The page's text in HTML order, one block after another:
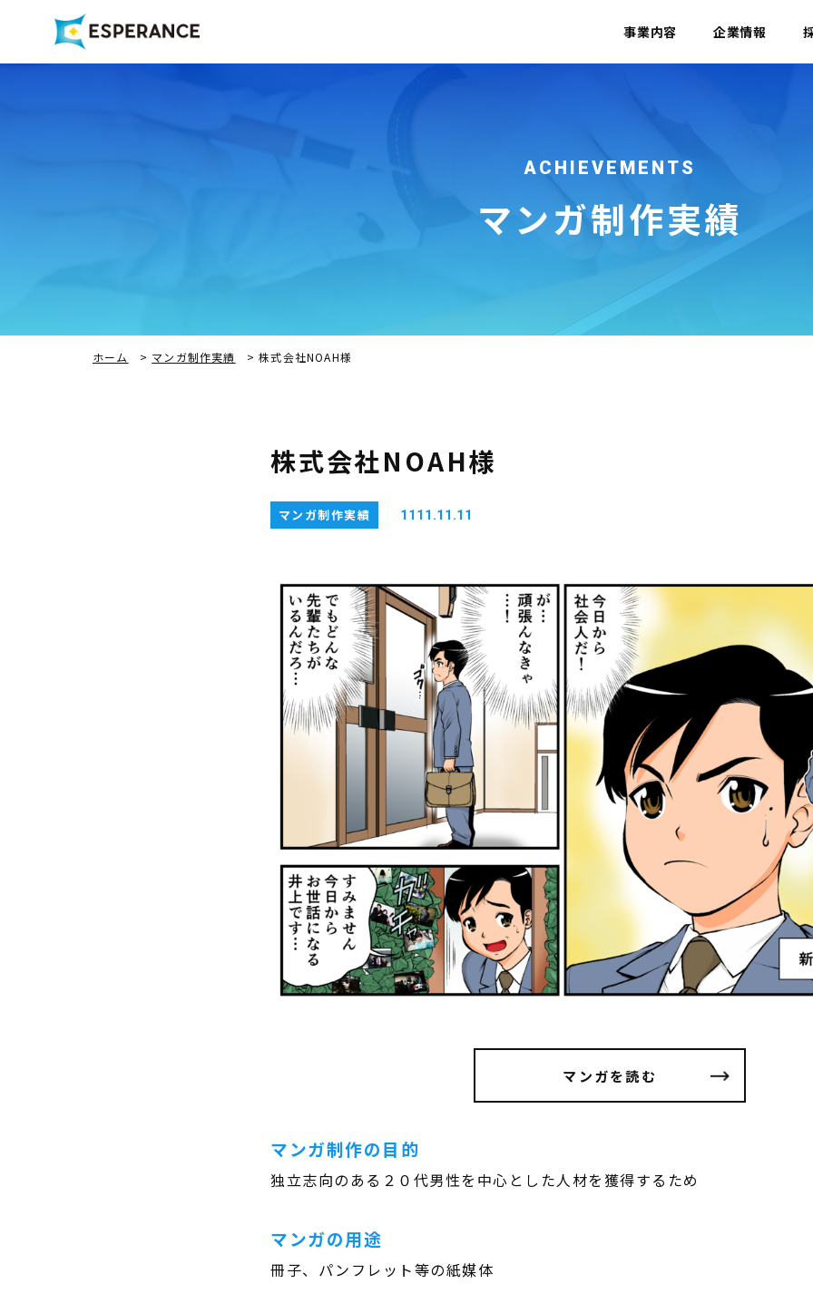
事業内容 企業情報
ACHIEVEMENTS
マンガ制作実績
ホーム > マンガ制作実績 >株式会社NOAH様
株式会社NOAH様
マンガ制作実績 1111.11.11
マンガを読む
マンガ制作の目的
独立志向のある２０代男性を中心とした人材を獲得するため
マンガの用途
冊子、パンフレット等の紙媒体